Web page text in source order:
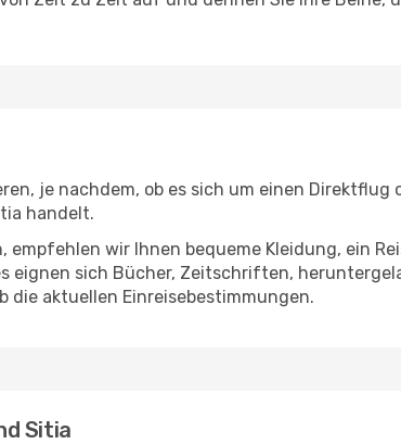
je nachdem, ob es sich um einen
handelt.
empfehlen wir Ihnen bequeme Kleidung, ein
sich Bücher, Zeitschriften,
die aktuellen Einreisebestimmungen.
Sitia